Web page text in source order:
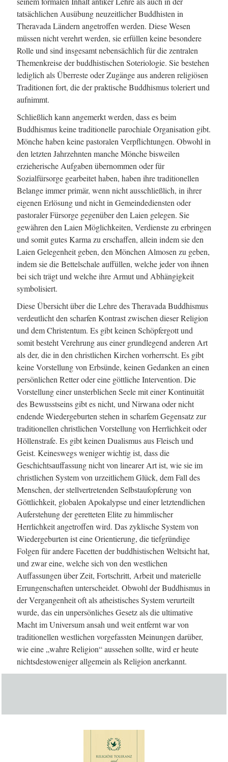
tatsächlichen Ausübung neuzeitlicher Buddhisten in
Theravada Ländern angetroffen werden. Diese Wesen
müssen nicht verehrt werden, sie erfüllen keine besondere
Rolle und sind insgesamt nebensächlich für die zentralen
Themenkreise der buddhistischen Soteriologie. Sie bestehen
lediglich als Überreste oder Zugänge aus anderen religiösen
Traditionen fort, die der praktische Buddhismus toleriert und
aufnimmt.
Schließlich kann angemerkt werden, dass es beim
Buddhismus keine traditionelle parochiale Organisation gibt.
Mönche haben keine pastoralen Verpflichtungen. Obwohl in
den letzten Jahrzehnten manche Mönche bisweilen
erzieherische Aufgaben übernommen oder für
Sozialfürsorge gearbeitet haben, haben ihre traditionellen
Belange immer primär, wenn nicht ausschließlich, in ihrer
eigenen Erlösung und nicht in Gemeindediensten oder
pastoraler Fürsorge gegenüber den Laien gelegen. Sie
gewähren den Laien Möglichkeiten, Verdienste zu erbringen
und somit gutes Karma zu erschaffen, allein indem sie den
Laien Gelegenheit geben, den Mönchen Almosen zu geben,
indem sie die Bettelschale auffüllen, welche jeder von ihnen
bei sich trägt und welche ihre Armut und Abhängigkeit
symbolisiert.
Diese Übersicht über die Lehre des Theravada Buddhismus
verdeutlicht den scharfen Kontrast zwischen dieser Religion
und dem Christentum. Es gibt keinen Schöpfergott und
somit besteht Verehrung aus einer grundlegend anderen Art
als der, die in den christlichen Kirchen vorherrscht. Es gibt
keine Vorstellung von Erbsünde, keinen Gedanken an einen
persönlichen Retter oder eine göttliche Intervention. Die
Vorstellung einer unsterblichen Seele mit einer Kontinuität
des Bewusstseins gibt es nicht, und Nirwana oder nicht
endende Wiedergeburten stehen in scharfem Gegensatz zur
traditionellen christlichen Vorstellung von Herrlichkeit oder
Höllenstrafe. Es gibt keinen Dualismus aus Fleisch und
Geist. Keineswegs weniger wichtig ist, dass die
Geschichtsauffassung nicht von linearer Art ist, wie sie im
christlichen System von urzeitlichem Glück, dem Fall des
Menschen, der stellvertretenden Selbstaufopferung von
Göttlichkeit, globalen Apokalypse und einer letztendlichen
Auferstehung der geretteten Elite zu himmlischer
Herrlichkeit angetroffen wird. Das zyklische System von
Wiedergeburten ist eine Orientierung, die tiefgründige
Folgen für andere Facetten der buddhistischen Weltsicht hat,
und zwar eine, welche sich von den westlichen
Auffassungen über Zeit, Fortschritt, Arbeit und materielle
Errungenschaften unterscheidet. Obwohl der Buddhismus in
der Vergangenheit oft als atheistisches System verurteilt
wurde, das ein unpersönliches Gesetz als die ultimative
Macht im Universum ansah und weit entfernt war von
traditionellen westlichen vorgefassten Meinungen darüber,
wie eine „wahre Religion“ aussehen sollte, wird er heute
nichtsdestoweniger allgemein als Religion anerkannt.